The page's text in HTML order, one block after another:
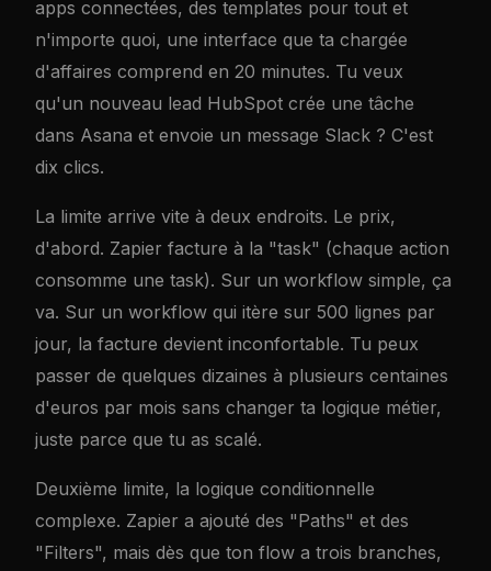
apps connectées, des templates pour tout et
n'importe quoi, une interface que ta chargée
d'affaires comprend en 20 minutes. Tu veux
qu'un nouveau lead HubSpot crée une tâche
dans Asana et envoie un message Slack ? C'est
dix clics.
La limite arrive vite à deux endroits. Le prix,
d'abord. Zapier facture à la "task" (chaque action
consomme une task). Sur un workflow simple, ça
va. Sur un workflow qui itère sur 500 lignes par
jour, la facture devient inconfortable. Tu peux
passer de quelques dizaines à plusieurs centaines
d'euros par mois sans changer ta logique métier,
juste parce que tu as scalé.
Deuxième limite, la logique conditionnelle
complexe. Zapier a ajouté des "Paths" et des
"Filters", mais dès que ton flow a trois branches,